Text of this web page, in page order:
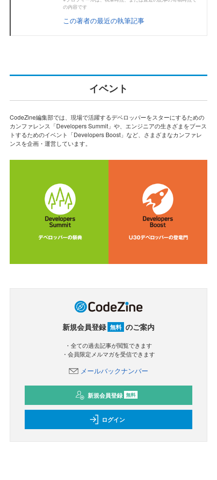
の内容です
この著者の最近の執筆記事
イベント
CodeZine編集部では、現場で活躍するデベロッパーをスターにするための
カンファレンス「Developers Summit」や、エンジニアの生きざまをブース
トするためのイベント「Developers Boost」など、さまざまなカンファレ
ンスを企画・運営しています。
新規会員登録 無料 のご案内
・全ての過去記事が閲覧できます
・会員限定メルマガを受信できます
メールバックナンバー
新規会員登録 無料
ログイン